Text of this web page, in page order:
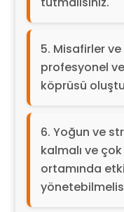
Misafirler ve
profesyonel
köprüsü
Yoğun ve
kalmalı ve
ortamında